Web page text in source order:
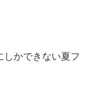
しかできない夏フ